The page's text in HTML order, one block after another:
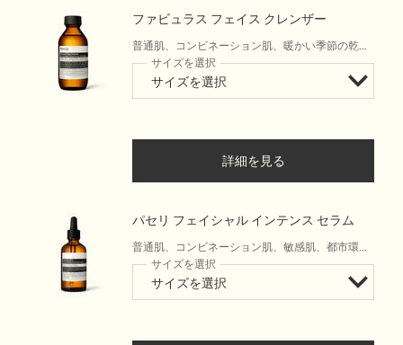
ファビュラス フェイス クレンザー
普通肌、コンビネーション肌、暖かい季節の乾燥
肌 サイズを選択
詳細を見る
パセリ フェイシャル インテンス セラム
普通肌、コンビネーション肌、敏感肌、都市環境
で生活する方、高温多湿な気候
サイズを選択